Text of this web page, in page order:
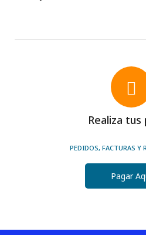
Realiza tus
PEDIDOS, FACTURAS Y
Pagar